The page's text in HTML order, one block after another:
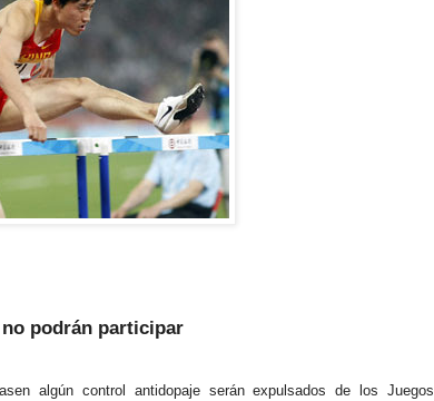
podrán participar
algún control antidopaje serán expulsados de los Juegos